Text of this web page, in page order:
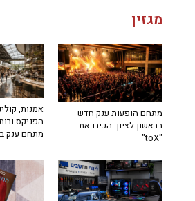
מגזין
אמנות,
הפניקס
מתחם ענק
מתחם הופעות ענק חדש
בראשון לציון: הכירו את
"toX"